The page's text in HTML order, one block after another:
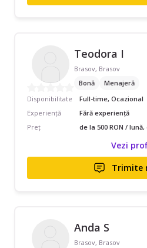
Teodora I
Brasov, Brasov
Bonă
Menajeră
Disponibilitate
Full-time, Ocazional
Experiență
Fără experiență
Preț
de la 500 RON /
Vezi
Trimite
Anda S
Brasov, Brasov